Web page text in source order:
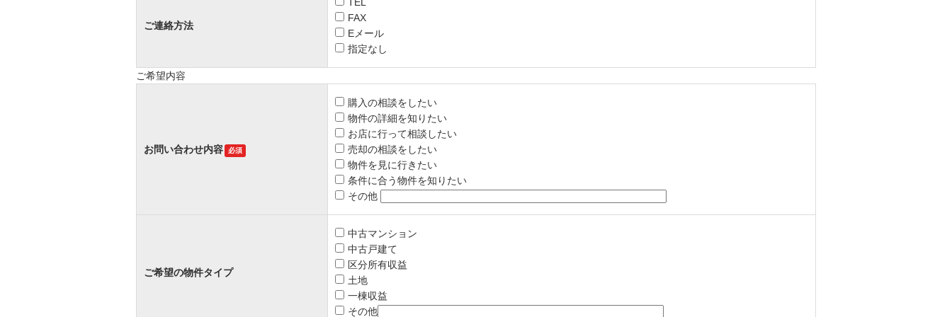
ご連絡方法
TEL
FAX
Eメール
指定なし
ご希望内容
お問い合わせ内容 必須
購入の相談をしたい
物件の詳細を知りたい
お店に行って相談したい
売却の相談をしたい
物件を見に行きたい
条件に合う物件を知りたい
その他
ご希望の物件タイプ
中古マンション
中古戸建て
区分所有収益
土地
一棟収益
その他